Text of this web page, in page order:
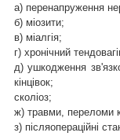
а) перенапруження
б) міозити;
в) міалгія;
г) хронічний
д) ушкодження
кінцівок;
сколіоз;
ж) травми, переломи
з) післяопераційні